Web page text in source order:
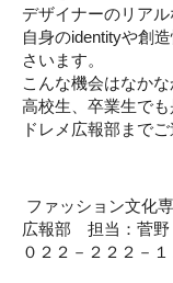
デザイナーのリアル
自身のidentityや創
さいます。
こんな機会はなかな
高校生、卒業生でも
ドレメ広報部まで
ファッション文化
広報部 担当：菅野
０２２－２２２－１